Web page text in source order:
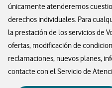
únicamente atenderemos
derechos individuales. Para
la prestación de los servicios de
ofertas, modificación de
reclamaciones, nuevos planes,
contacte con el Servicio de